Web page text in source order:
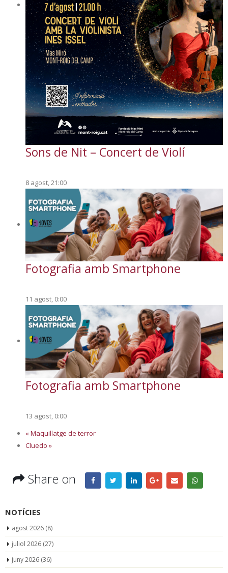
Sons de Nit – Concert de Violí
8 agost, 21:00
Fotografia amb Smartphone
11 agost, 0:00
Fotografia amb Smartphone
13 agost, 0:00
«Maquillatge de terror
Cluedo »
Share on
NOTÍCIES
agost 2026 (8)
juliol 2026 (27)
juny 2026 (36)